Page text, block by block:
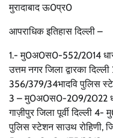
मुरादाबाद ऊ0प्र0
आपराधिक इतिहास दिल्ली –
1.- मु0अ0स0-552/2014
उत्तम नगर जिला द्वारका
356/379/34भादवि पुलिस
3 – मु0अ0स0-209/2022
गाज़ीपुर जिला पूर्वी दिल्ली
पुलिस स्टेशन साउथ रोहिणी,